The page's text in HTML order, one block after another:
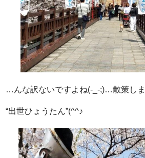
…んな訳ないですよね(-_-;)…散策し
“出世ひょうたん”(^^♪